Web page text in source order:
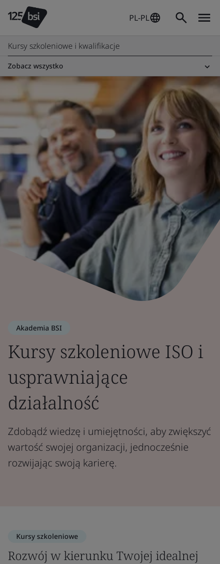
PL-PL
Kursy szkoleniowe i kwalifikacje
Zobacz wszystko
Akademia BSI
Kursy szkoleniowe ISO i
usprawniające
działalność
Zdobądź wiedzę i umiejętności, aby zwiększyć
wartość swojej organizacji, jednocześnie
rozwijając swoją karierę.
Kursy szkoleniowe
Rozwój w kierunku Twojej idealnej